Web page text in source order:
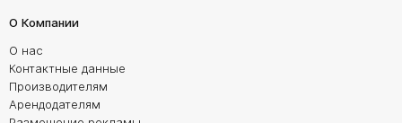
О Компании
О нас
Контактные данные
Производителям
Арендодателям